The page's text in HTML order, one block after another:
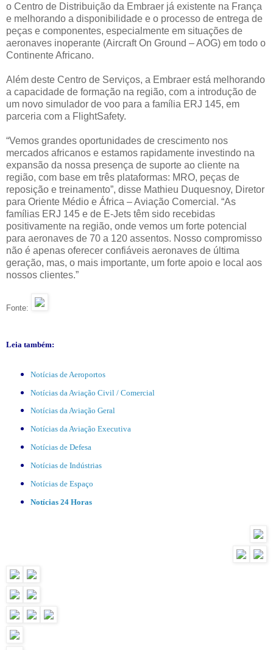
o Centro de Distribuição da Embraer já existente na França
e melhorando a disponibilidade e o processo de entrega de
peças e componentes, especialmente em situações de
aeronaves inoperante (Aircraft On Ground – AOG) em todo o
Continente Africano.
Além deste Centro de Serviços, a Embraer está melhorando
a capacidade de formação na região, com a introdução de
um novo simulador de voo para a família ERJ 145, em
parceria com a FlightSafety.
“Vemos grandes oportunidades de crescimento nos
mercados africanos e estamos rapidamente investindo na
expansão da nossa presença de suporte ao cliente na
região, com base em três plataformas: MRO, peças de
reposição e treinamento”, disse Mathieu Duquesnoy, Diretor
para Oriente Médio e África – Aviação Comercial. “As
famílias ERJ 145 e de E-Jets têm sido recebidas
positivamente na região, onde vemos um forte potencial
para aeronaves de 70 a 120 assentos. Nosso compromisso
não é apenas oferecer confiáveis aeronaves de última
geração, mas, o mais importante, um forte apoio e local aos
nossos clientes.”
Fonte:
Leia também:
Notícias de Aeroportos
Notícias da Aviação Civil / Comercial
Notícias da Aviação Geral
Notícias da Aviação Executiva
Notícias de Defesa
Notícias de Indústrias
Notícias de Espaço
Notícias 24 Horas